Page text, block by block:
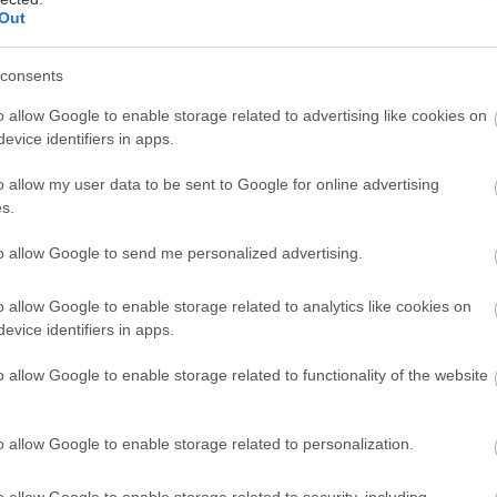
allow Google to enable storage related to advertising like cookies on
identifiers in apps.
allow my user data to be sent to Google for online advertising
allow Google to send me personalized advertising.
allow Google to enable storage related to analytics like cookies on
identifiers in apps.
allow Google to enable storage related to functionality of the website
allow Google to enable storage related to personalization.
čakáme na kvet, ktorý považujeme v
exotický. Difenbachia však predstavuje
podmienok dokáže zakvitnúť. Z kvetu
ohúrenie sa nekoná. Je to viac-menej
si treba uvedomiť, odkiaľ pochádza.
Amerika. Základom úspešného
Správna teplota a svetlo zohrávajú
vyžaduje dostatok slnka a teplota by
tieto faktory podceňovať, keďže
Musíme zabezpečiť, aby ani v zimnom
vplyv môže mať na rastlinu i